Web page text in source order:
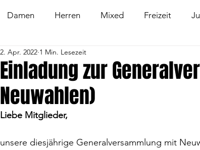
Damen Herren Mixed Freizeit
Einladung zur
Neuwahlen)
2. Apr. 2022 1 Min. Lesezeit
Liebe Mitglieder,
unsere diesjährige Generalversammlung mit